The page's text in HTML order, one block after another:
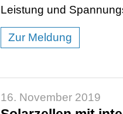
Leistung und
Zur Meldung
16. November 2019